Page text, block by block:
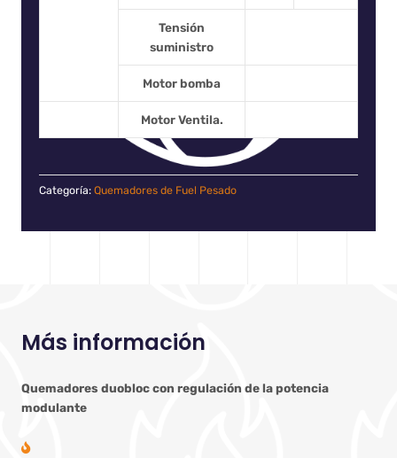
Tensión
suministro
Motor bomba
Motor Ventila.
Categoría: Quemadores de Fuel Pesado
Más información
Quemadores duobloc con regulación de la potencia
modulante